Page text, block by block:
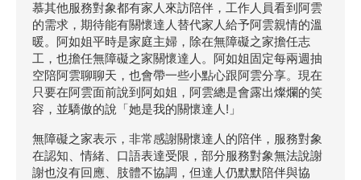
慕其他服務對象都有家人來訪陪伴，工作人員看到阿雲
的需求，期待能有關懷達人替代家人給予阿雲親情的溫
暖。阿如姐平時是家庭主婦，除在無障礙之家擔任志
工，也擔任無障礙之家關懷達人。阿如姐固定每兩週抽
空陪阿雲聊聊天，也會帶一些小點心跟阿雲分享。現在
只要在阿雲面前說到阿如姐，阿雲總是會露出燦爛的笑
容，並驕傲的說「她是我的關懷達人!」
無障礙之家表示，非常感謝關懷達人的陪伴，服務對象
在認知、情緒、口語表達受限，部分服務對象無法說謝
謝也沒有回應、肢體不協調，但達人仍默默陪伴與協